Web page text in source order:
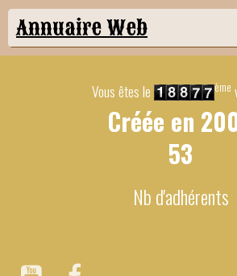
Annuaire Web
Vous êtes le ème
Créée en
53
Nb d'adhérents